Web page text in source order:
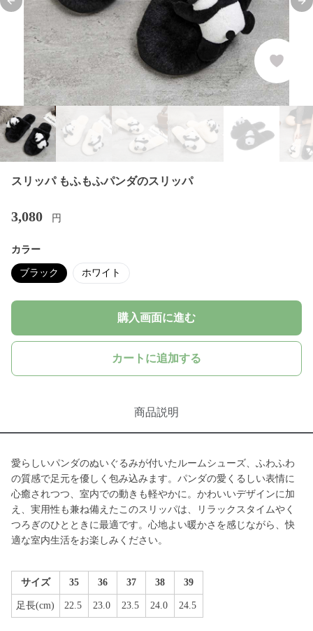
Previous slide
スリッパ もふもふパンダのスリッパ
3,080 円
カラー
ブラック ホワイト
購入画面に進む
カートに追加する
商品説明
愛らしいパンダのぬいぐるみが付いたルームシューズ、ふわふわ
の質感で足元を優しく包み込みます。パンダの愛くるしい表情に
心癒されつつ、室内での動きも軽やかに。かわいいデザインに加
え、実用性も兼ね備えたこのスリッパは、リラックスタイムやく
つろぎのひとときに最適です。心地よい暖かさを感じながら、快
適な室内生活をお楽しみください。
サイズ 35 36 37 38 39
足長(cm) 22.5 23.0 23.5 24.0 24.5